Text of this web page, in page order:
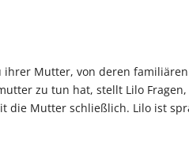
ihrer Mutter, von deren
zu tun hat, stellt Lilo Fragen,
die Mutter schließlich. Lilo ist